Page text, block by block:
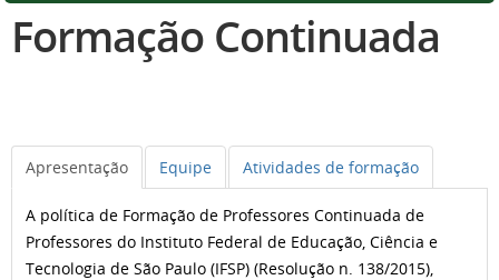
Formação Continuada
Apresentação Equipe Atividades de formação
A política de Formação de Professores Continuada de
Professores do Instituto Federal de Educação, Ciência e
Tecnologia de São Paulo (IFSP) (Resolução n. 138/2015),